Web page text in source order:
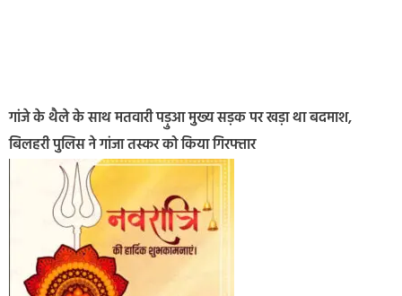
गांजे के थैले के साथ मतवारी पड़ुआ मुख्य सड़क पर खड़ा था बदमाश,
बिलहरी पुलिस ने गांजा तस्कर को किया गिरफ्तार